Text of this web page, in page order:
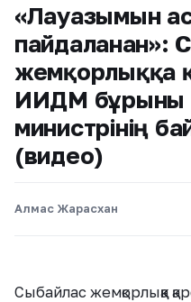
«Лауазымын
пайдаланған»:
жемқорлыққа
ИИДМ бұрынғы
министрінің
(видео)
Алмас Жарасхан
Сыбайлас жемқорлыққа